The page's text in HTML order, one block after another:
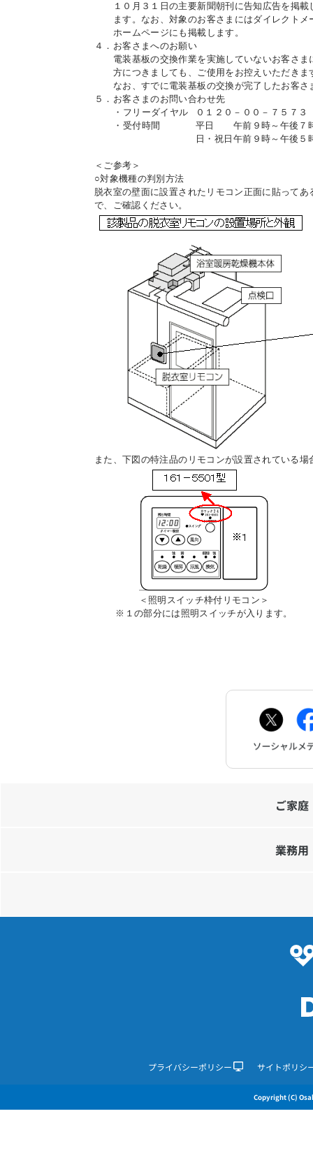
１０月３１日の主要新聞朝刊に告知広告を掲
ます。なお、対象のお客さまにはダイレクト
ホームページにも掲載します。
４． お客さまへのお願い
電装基板の交換作業を実施していないお客さ
方につきましても、ご使用をお控えいただき
なお、すでに電装基板の交換が完了したお客
５． お客さまのお問い合わせ先
・ フリーダイヤル
０１２０－００－７５７３
・ 受付時間
平日
日・祝日
午前９時～午後７
午前９時～午後５
＜ご参考＞
○対象機種の判別方法
脱衣室の壁面に設置されたリモコン正面に貼ってあ
で、ご確認ください。
また、下図の特注品のリモコンが設置されている場
＜照明スイッチ枠付リモコン＞
※１の部分には照明スイッチが入ります。
ご家
業務用
プライバシーポリシー サイトポリシ
Copyright (C)